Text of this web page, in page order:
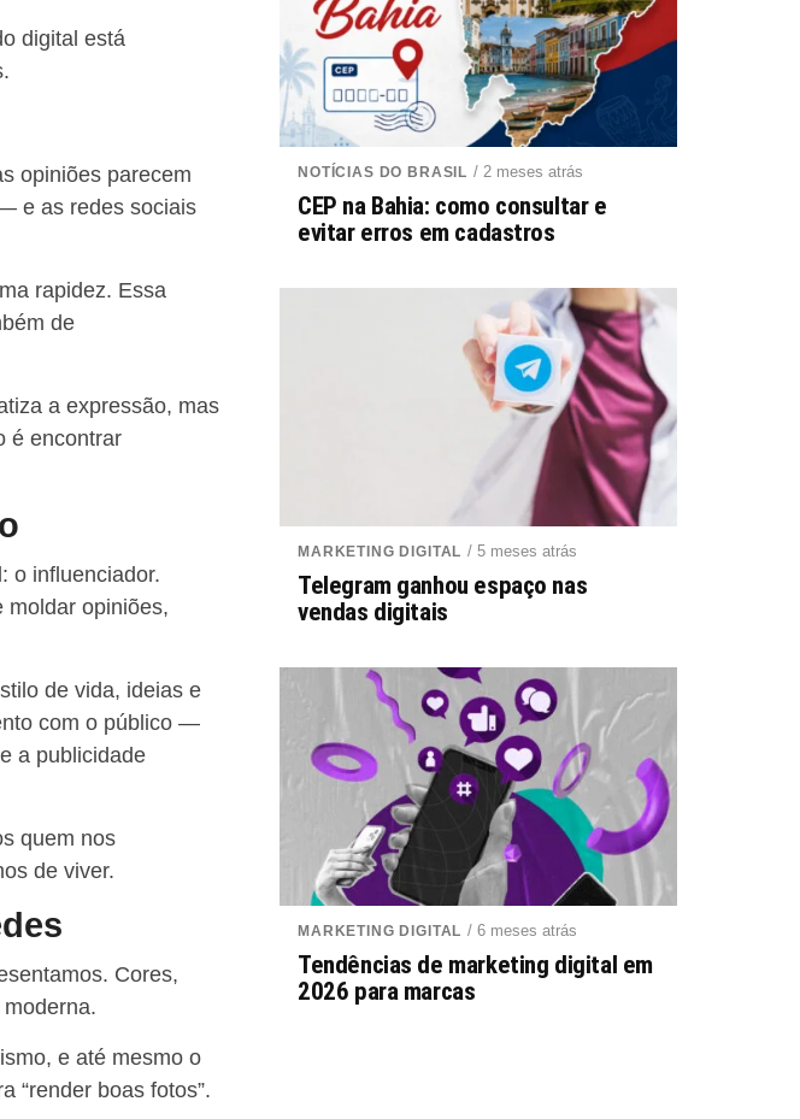
digital está
opiniões parecem
e as redes sociais
rapidez. Essa
de
a expressão, mas
é encontrar
o influenciador.
moldar opiniões,
de vida, ideias e
com o público —
a publicidade
quem nos
de viver.
Cores,
e até mesmo o
“render boas fotos”.
NOTÍCIAS DO BRASIL / 2 meses atrás
CEP na Bahia: como consultar e
evitar erros em cadastros
MARKETING DIGITAL / 5 meses atrás
Telegram ganhou espaço nas
vendas digitais
MARKETING DIGITAL / 6 meses atrás
Tendências de marketing digital em
2026 para marcas